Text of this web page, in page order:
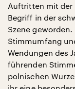
Auftritten mit der
Begriff in der
Szene
Stimmumfang
Wendungen des
führenden
polnischen